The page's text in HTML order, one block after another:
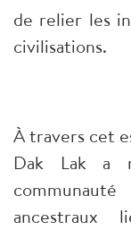
de relier les
civilisations.
À travers cet
Dak Lak a